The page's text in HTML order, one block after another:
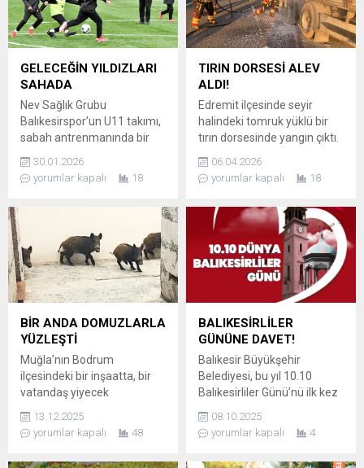
GELECEĞİN YILDIZLARI
SAHADA
Nev Sağlık Grubu
Balıkesirspor’un U11 takımı,
sabah antrenmanında bir
sürdürdü. Kırmızı-beyazlı
camianın minik yetenekleri,
performanslarla
izleyenlerden tam not aldı.
MURAT TÜRK
YÖNETİMİNDE HEYECANLI
MÜCADELE Antrenör Murat
Türk idaresinde
gerçekleştirilen idmanda,
minik sporcuların neşesi ve
kazanma arzusu ön plana
çıktı. Antrenmanın...
30.01.2026
yorumlar kapalı
18
TIRIN DORSESİ ALEV
ALDI!
Edremit ilçesinde seyir
halindeki tomruk yüklü bir
tırın dorsesinde yangın çıktı.
sayesinde facianın
eşiğinden dönülürken,
hızlı müdahalesiyle
söndürüldü. SÜRÜCÜNÜN
DİKKATİ FACİAYI ÖNLEDİ
Edremit ilçesi E-87 Karayolu
üzerinde seyreden ve
üzerinde yüklü miktarda
tomruk bulunan tırın dorse
kısmında henüz
yangın başladı. Dorseden
dumanların...
06.04.2026
yorumlar kapalı
18
BİR ANDA DOMUZLARLA
YÜZLEŞTİ
Muğla’nın Bodrum
ilçesindeki bir inşaatta, bir
vatandaş yiyecek
sürüsüyle karşılaştı. Kırsal
alandan inşaat alanına inen
13.12.2025
yorumlar kapalı
48
BALIKESİRLİLER
GÜNÜNE DAVET!
Balıkesir Büyükşehir
Belediyesi, bu yıl 10.10
Balıkesirliler Günü’nü ilk kez
programla kutlayacak.
Çevre illerden ücretsiz
08.10.2025
yorumlar kapalı
4